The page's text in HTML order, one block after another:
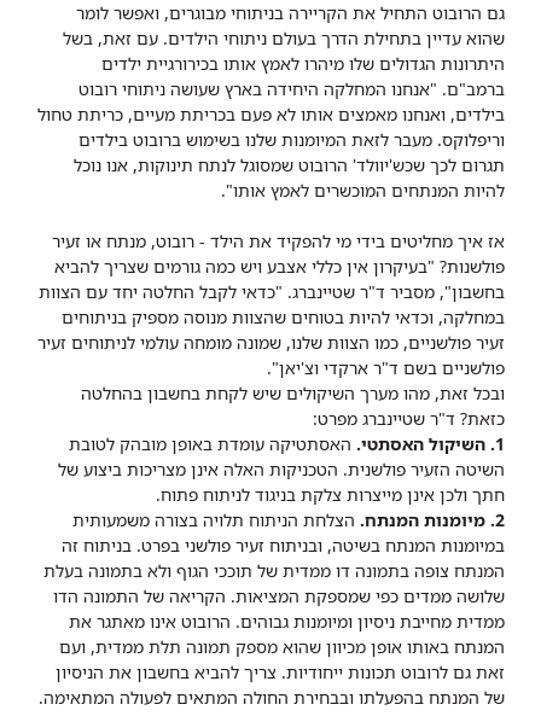
גם הרובוט התחיל את הקריירה בניתוחי מבוגרים, ואפשר לומר
שהוא עדיין בתחילת הדרך בעולם ניתוחי הילדים. עם זאת, בשל
היתרונות הגדולים שלו מיהרו לאמץ אותו בכירורגיית ילדים
ברמב"ם. "אנחנו המחלקה היחידה בארץ שעושה ניתוחי רובוט
בילדים, ואנחנו מאמצים אותו לא פעם בכריתת מעיים, כריתת טחול
וריפלוקס. מעבר לזאת המיומנות שלנו בשימוש ברובוט בילדים
תגרום לכך שכש'יוולד' הרובוט שמסוגל לנתח תינוקות, אנו נוכל
להיות המנתחים המוכשרים לאמץ אותו".
אז איך מחליטים בידי מי להפקיד את הילד - רובוט, מנתח או זעיר
פולשנות? "בעיקרון אין כללי אצבע ויש כמה גורמים שצריך להביא
בחשבון", מסביר ד"ר שטיינברג. "כדאי לקבל החלטה יחד עם הצוות
במחלקה, וכדאי להיות בטוחים שהצוות מנוסה מספיק בניתוחים
זעיר פולשניים, כמו הצוות שלנו, שמונה מומחה עולמי לניתוחים זעיר
פולשניים בשם ד"ר ארקדי וצ'יאן".
ובכל זאת, מהו מערך השיקולים שיש לקחת בחשבון בהחלטה
כזאת? ד"ר שטיינברג מפרט:
1. השיקול האסתטי.
האסתטיקה עומדת באופן מובהק לטובת
השיטה הזעיר פולשנית. הטכניקות האלה אינן מצריכות ביצוע של
חתך ולכן אינן מייצרות צלקת בניגוד לניתוח פתוח.
2. מיומנות המנתח.
הצלחת הניתוח תלויה בצורה משמעותית
במיומנות המנתח בשיטה, ובניתוח זעיר פולשני בפרט. בניתוח זה
המנתח צופה בתמונה דו ממדית של תוככי הגוף ולא בתמונה בעלת
שלושה ממדים כפי שמספקת המציאות. הקריאה של התמונה הדו
ממדית מחייבת ניסיון ומיומנות גבוהים. הרובוט אינו מאתגר את
המנתח באותו אופן מכיוון שהוא מספק תמונה תלת ממדית, ועם
זאת גם לרובוט תכונות ייחודיות. צריך להביא בחשבון את הניסיון
של המנתח בהפעלתו ובבחירת החולה המתאים לפעולה המתאימה.